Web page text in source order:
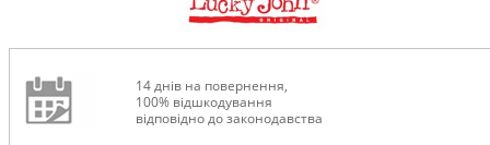
14 днів на повернення,
100% відшкодування
відповідно до законодавства